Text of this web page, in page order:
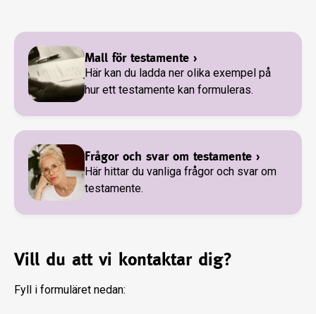
Mall för testamente ›
Här kan du ladda ner olika exempel på
hur ett testamente kan formuleras.
Frågor och svar om testamente ›
Här hittar du vanliga frågor och svar om
testamente.
Vill du att vi kontaktar dig?
Fyll i formuläret nedan: